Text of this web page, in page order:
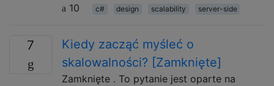
10
c# design scalability server-side
7
Kiedy zacząć myśleć o
skalowalności? [Zamknięte]
Zamknięte . To pytanie jest oparte na